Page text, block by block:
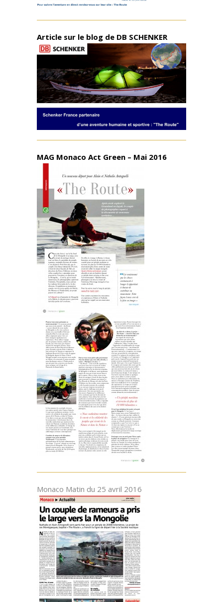
Article sur le blog de DB SCHENKER
MAG Monaco Act Green – Mai 2016
Monaco Matin du 25 avril 2016